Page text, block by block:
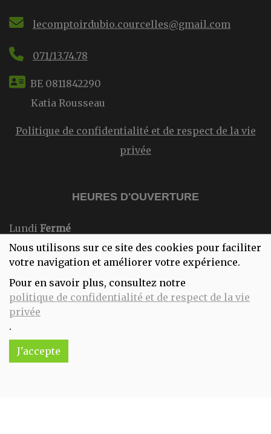
Nous utilisons sur ce site des cookies pour faciliter
votre navigation et améliorer votre expérience.
Pour en savoir plus, consultez notre
politique de confidentialité et de respect de la vie
privée
.
J'accepte
lecomptoirdubio.courcelles@gmail.com
071/13.74.78
BE 0811842290
Katia Rousseau
Politique de confidentialité et de respect de la vie
privée
HEURES D'OUVERTURE
Lundi Fermé
Mardi10:00-18:00
Mercredi 10:00-18:00
10:00-18:00
Vendredi10:00-18:00
Samedi10:00-18:00
Dimanche